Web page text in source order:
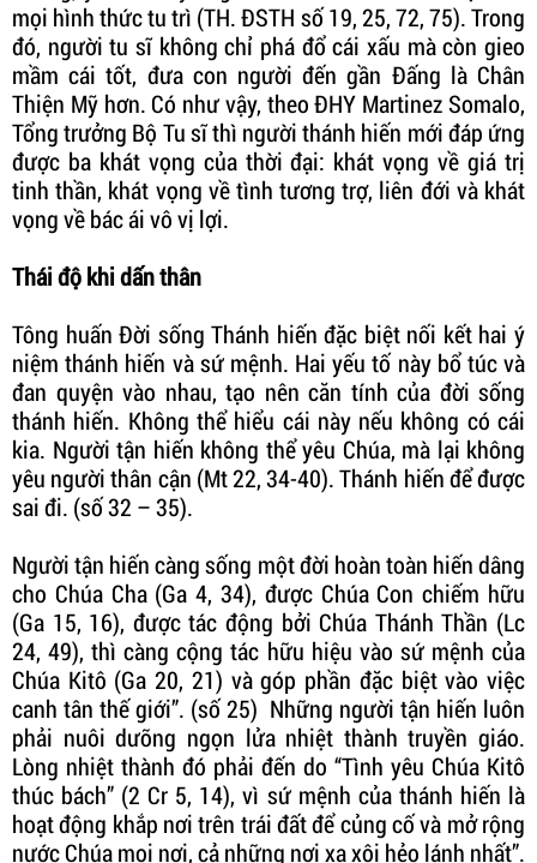
mọi hình thức tu trì (TH. ĐSTH số 19, 25, 72, 75). Trong
đó, người tu sĩ không chỉ phá đổ cái xấu mà còn gieo
mầm cái tốt, đưa con người đến gần Đấng là Chân
Thiện Mỹ hơn. Có như vậy, theo ĐHY Martinez Somalo,
Tổng trưởng Bộ Tu sĩ thì người thánh hiến mới đáp ứng
được ba khát vọng của thời đại: khát vọng về giá trị
tinh thần, khát vọng về tình tương trợ, liên đới và khát
vọng về bác ái vô vị lợi.
Thái độ khi dấn thân
Tông huấn Đời sống Thánh hiến đặc biệt nối kết hai ý
niệm thánh hiến và sứ mệnh. Hai yếu tố này bổ túc và
đan quyện vào nhau, tạo nên căn tính của đời sống
thánh hiến. Không thể hiểu cái này nếu không có cái
kia. Người tận hiến không thể yêu Chúa, mà lại không
yêu người thân cận (Mt 22, 34-40). Thánh hiến để được
sai đi. (số 32 – 35).
Người tận hiến càng sống một đời hoàn toàn hiến dâng
cho Chúa Cha (Ga 4, 34), được Chúa Con chiếm hữu
(Ga 15, 16), được tác động bởi Chúa Thánh Thần (Lc
24, 49), thì càng cộng tác hữu hiệu vào sứ mệnh của
Chúa Kitô (Ga 20, 21) và góp phần đặc biệt vào việc
canh tân thế giới”. (số 25) Những người tận hiến luôn
phải nuôi dưỡng ngọn lửa nhiệt thành truyền giáo.
Lòng nhiệt thành đó phải đến do “Tình yêu Chúa Kitô
thúc bách” (2 Cr 5, 14), vì sứ mệnh của thánh hiến là
hoạt động khắp nơi trên trái đất để củng cố và mở rộng
nước Chúa mọi nơi, cả những nơi xa xôi hẻo lánh nhất”.